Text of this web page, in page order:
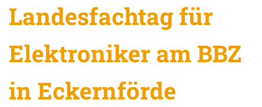
Landesfachtag für
Elektroniker am BBZ
in Eckernförde